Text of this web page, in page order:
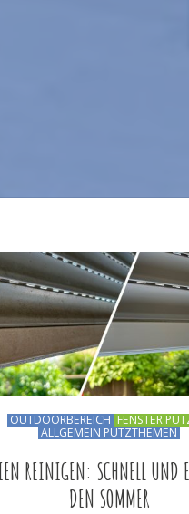
OUTDOORBEREICH FENSTER
ALLGEMEIN PUTZTHEMEN
REINIGEN: SCHNELL UND
DEN SOMMER